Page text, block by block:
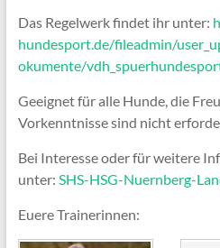
Das Regelwerk findet ihr unter:
hundesport.de/fileadmin/
okumente/
Geeignet für alle Hunde, die
Vorkenntnisse sind nicht
Bei Interesse oder für weitere
unter: SHS-HSG-Nuernberg-
Euere Trainerinnen: